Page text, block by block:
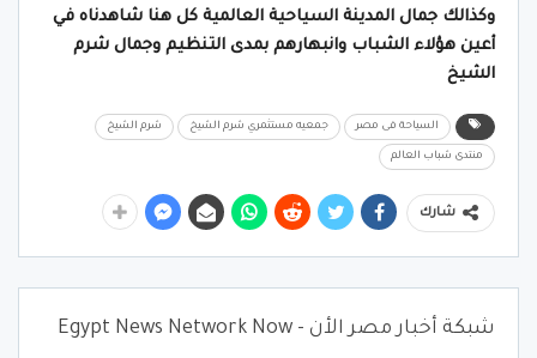
وكذالك جمال المدينة السياحية العالمية كل هنا شاهدناه في
أعين هؤلاء الشباب وانبهارهم بمدى التنظيم وجمال شرم
الشيخ
السياحة فى مصر جمعيه مستثمري شرم الشيخ شرم الشيخ
منتدى شباب العالم
شارك
شبكة أخبار مصر الأن - Egypt News Network Now